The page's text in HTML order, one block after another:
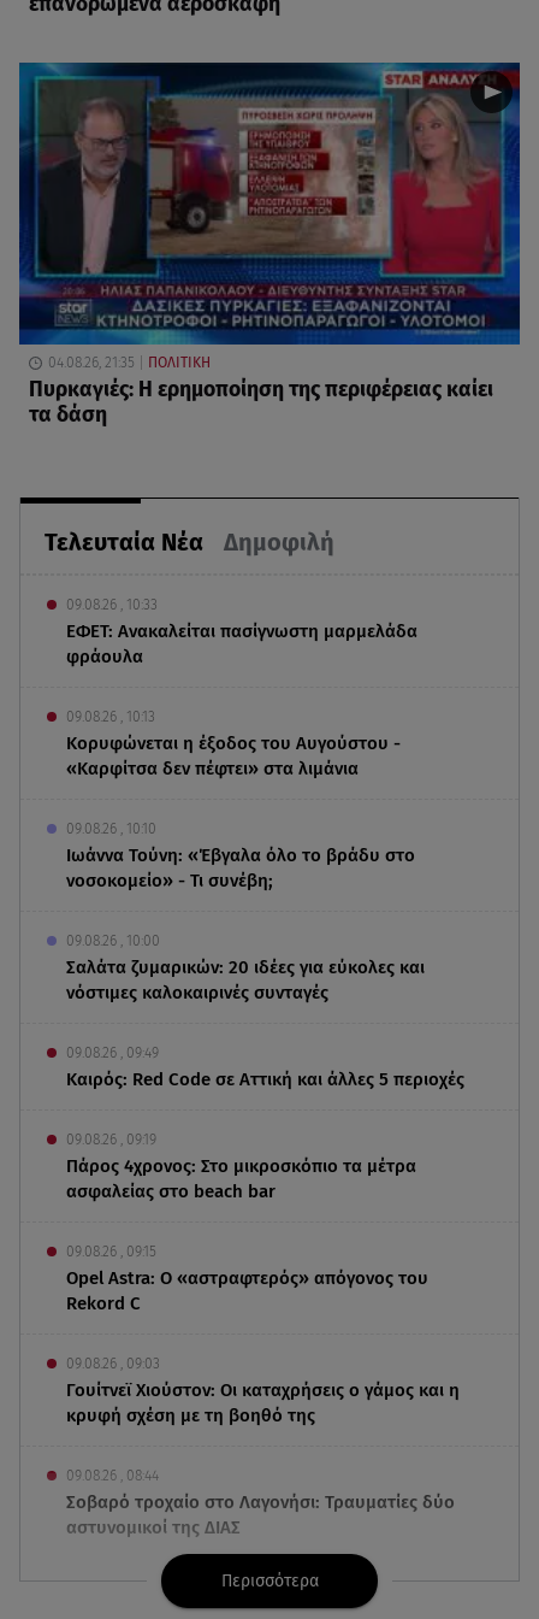
Τελευταία Νέα Δημοφιλή
09.08.26 , 10:33
ΕΦΕΤ: Ανακαλείται πασίγνωστη μαρμελάδα
φράουλα
09.08.26 , 10:13
Κορυφώνεται η έξοδος του Αυγούστου -
«Καρφίτσα δεν πέφτει» στα λιμάνια
09.08.26 , 10:10
Ιωάννα Τούνη: «Έβγαλα όλο το βράδυ στο
νοσοκομείο» - Τι συνέβη;
09.08.26 , 10:00
Σαλάτα ζυμαρικών: 20 ιδέες για εύκολες και
νόστιμες καλοκαιρινές συνταγές
09.08.26 , 09:49
Καιρός: Red Code σε Αττική και άλλες 5 περιοχές
09.08.26 , 09:19
Πάρος 4χρονος: Στο μικροσκόπιο τα μέτρα
ασφαλείας στο beach bar
09.08.26 , 09:15
Opel Astra: Ο «αστραφτερός» απόγονος του
Rekord C
09.08.26 , 09:03
Γουίτνεϊ Χιούστον: Οι καταχρήσεις ο γάμος και η
κρυφή σχέση με τη βοηθό της
09.08.26 , 08:44
Σοβαρό τροχαίο στο Λαγονήσι: Τραυματίες δύο
αστυνομικοί της ΔΙΑΣ
Εορτολόγιο: Ποιοι γιορτάζουν στις 9 Αυγούστου
Περισσότερα
04.08.26, 21:35 ΠΟΛΙΤΙΚΗ
Πυρκαγιές: Η ερημοποίηση της περιφέρειας καίει
τα δάση